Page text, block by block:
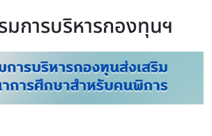
การบริหารกองทุนฯ